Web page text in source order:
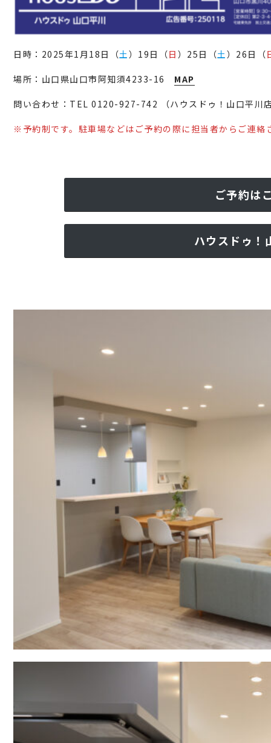
日時：2025年1月18日（土 ）19日（日 ）25日（土 ）26日（
場所：山口県山口市阿知須4233-16 MAP
問い合わせ：TEL 0120-927-742 （ハウスドゥ！山口平川
※予約制です。駐車場などはご予約の際に担当者からご連絡
ご予約は
ハウスドゥ！